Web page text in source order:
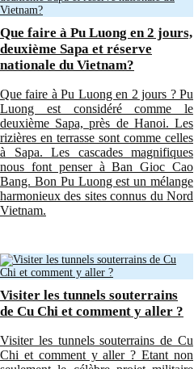
Que faire à Pu Luong en 2 jours,
deuxième Sapa et réserve
nationale du Vietnam?
Que faire à Pu Luong en 2 jours ? Pu
Luong est considéré comme le
deuxième Sapa, près de Hanoi. Les
rizières en terrasse sont comme celles
à Sapa. Les cascades magnifiques
nous font penser à Ban Gioc Cao
Bang. Bon Pu Luong est un mélange
harmonieux des sites connus du Nord
Vietnam.
Visiter les tunnels souterrains
de Cu Chi et comment y aller ?
Visiter les tunnels souterrains de Cu
Chi et comment y aller ? Etant non